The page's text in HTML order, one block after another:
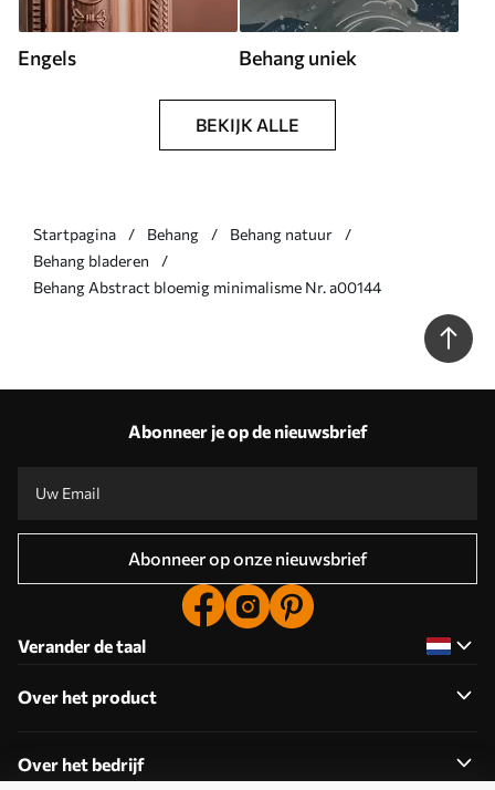
Engels Behang uniek
BEKIJK ALLE
Startpagina Behang
Behang natuur
Behang bladeren
Behang Abstract bloemig minimalisme Nr. a00144
Abonneer je op de nieuwsbrief
Abonneer op onze nieuwsbrief
Verander de taal
Over het product
Over het bedrijf